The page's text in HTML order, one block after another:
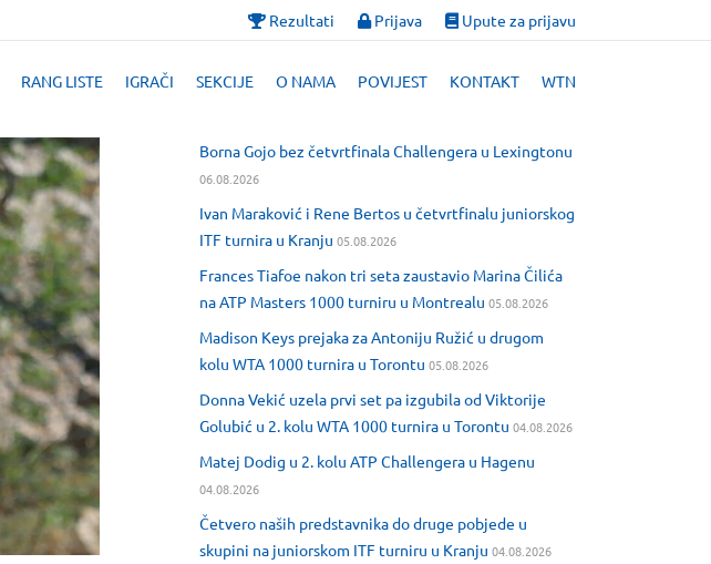
Rezultati Prijava Upute za prijavu
RANG LISTE IGRAČI SEKCIJE O NAMA POVIJEST KONTAKT WTN
Borna Gojo bez četvrtfinala Challengera u Lexingtonu
06.08.2026
Ivan Maraković i Rene Bertos u četvrtfinalu juniorskog
ITF turnira u Kranju 05.08.2026
Frances Tiafoe nakon tri seta zaustavio Marina Čilića
na ATP Masters 1000 turniru u Montrealu 05.08.2026
Madison Keys prejaka za Antoniju Ružić u drugom
kolu WTA 1000 turnira u Torontu 05.08.2026
Donna Vekić uzela prvi set pa izgubila od Viktorije
Golubić u 2. kolu WTA 1000 turnira u Torontu 04.08.2026
Matej Dodig u 2. kolu ATP Challengera u Hagenu
04.08.2026
Četvero naših predstavnika do druge pobjede u
skupini na juniorskom ITF turniru u Kranju 04.08.2026